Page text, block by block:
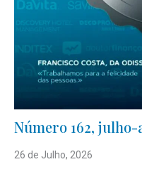
Número 162, julho-
26 de Julho, 2026